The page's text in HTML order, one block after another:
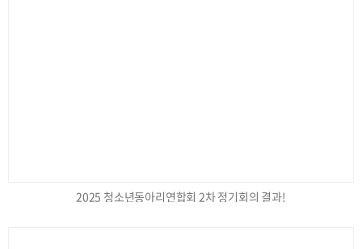
2025 청소년동아리연합회 2차 정기회의 결과!